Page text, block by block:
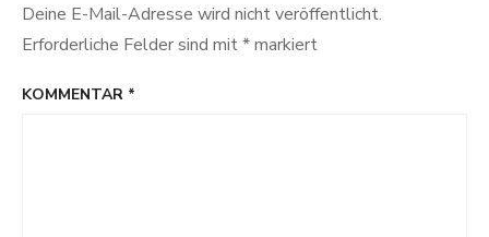
Deine E-Mail-Adresse wird nicht veröffentlicht.
Erforderliche Felder sind mit*markiert
KOMMENTAR *